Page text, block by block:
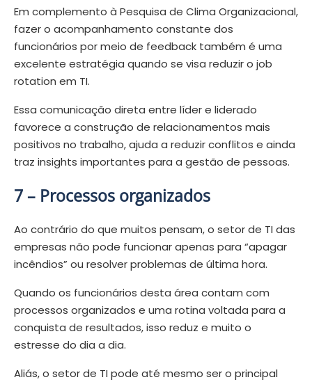
Em complemento à Pesquisa de Clima Organizacional,
fazer o acompanhamento constante dos
funcionários por meio de feedback também é uma
excelente estratégia quando se visa reduzir o job
rotation em TI.
Essa comunicação direta entre líder e liderado
favorece a construção de relacionamentos mais
positivos no trabalho, ajuda a reduzir conflitos e ainda
traz insights importantes para a gestão de pessoas.
7 – Processos organizados
Ao contrário do que muitos pensam, o setor de TI das
empresas não pode funcionar apenas para “apagar
incêndios” ou resolver problemas de última hora.
Quando os funcionários desta área contam com
processos organizados e uma rotina voltada para a
conquista de resultados, isso reduz e muito o
estresse do dia a dia.
Aliás, o setor de TI pode até mesmo ser o principal